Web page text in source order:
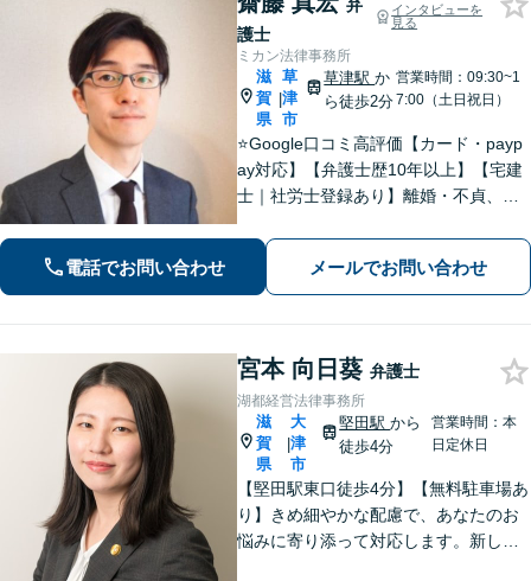
弁
護士
インタビューを
見る
ミカン法律事務所
滋
賀
県
|
草
津
市
草津駅か
ら徒歩2分
営業時間：09:30~1
7:00（土日祝日）
⭐️Google口コミ高評価【カード・payp
ay対応】【弁護士歴10年以上】【宅建
士｜社労士登録あり】離婚・不貞、破
リラックスしてお越しください。丁寧
にお話をお聴きします【草津駅2分｜駐
車場あり】【土日祝対応】
電話でお問い合わせ メールでお問い合わせ
宮本 向日葵 弁護士
湖都経営法律事務所
滋
賀
県
|
大
津
市
堅田駅から
徒歩4分
営業時間：本
日定休日
【堅田駅東口徒歩4分】【無料駐車場あ
り】きめ細やかな配慮で、あなたのお
悩みに寄り添って対応します。新しい